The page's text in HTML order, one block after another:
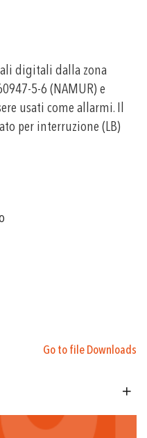
digitali dalla zona
5-6 (NAMUR) e
usati come allarmi. Il
per interruzione (LB)
Go to file Downloads